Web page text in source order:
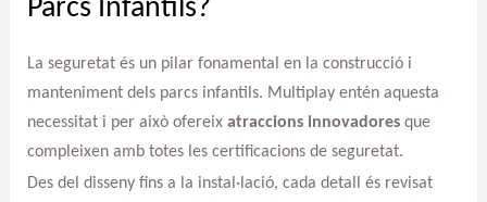
Parcs Infantils?
La seguretat és un pilar fonamental en la construcció i
manteniment dels parcs infantils. Multiplay entén aquesta
necessitat i per això ofereix atraccions innovadoresque
compleixen amb totes les certificacions de seguretat.
Des del disseny fins a la instal·lació, cada detall és revisat